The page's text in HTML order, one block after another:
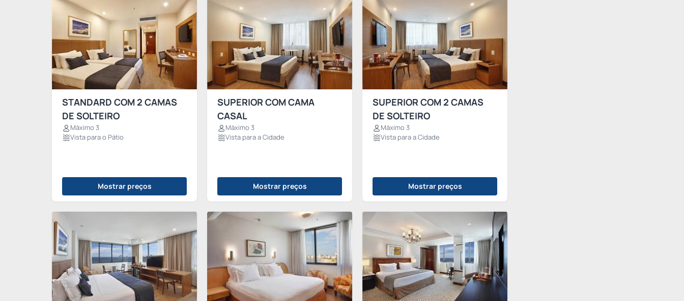
STANDARD COM 2 CAMAS
DE SOLTEIRO
Máximo 3
Vista para o Pátio
Mostrar preços
SUPERIOR COM CAMA
CASAL
Máximo 3
Vista para a Cidade
Mostrar preços
SUPERIOR COM 2 CAMAS
DE SOLTEIRO
Máximo 3
Vista para a Cidade
Mostrar preços